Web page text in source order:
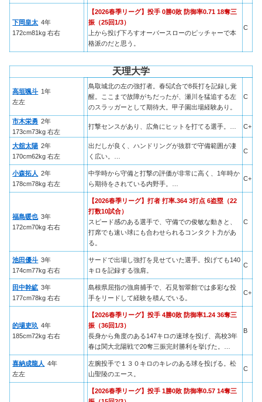
下岡皇太 4年
172cm81kg 右右
【2026春季リーグ】投手 0勝0敗 防御率0.71 18奪三
振（25回1/3）
上から投げ下ろすオーバースローのピッチャーで本
格派のだと思う。
C
天理大学
高垣颯斗 1年
左左
鳥取城北の左の強打者。春5試合で8長打を記録し覚
醒。ここまで故障がちだったが、瀬川を猛追する左
のスラッガーとして期待大。甲子園出場経験あり。
C
市木栄勇 2年
173cm73kg 右左
打撃センスがあり、広角にヒットを打てる選手。… C+
大舘太陽 2年
170cm62kg 右左
出だしが良く、ハンドリングが抜群で守備範囲が凄
く広い。…
C
小森拓人 2年
178cm78kg 右左
中学時から守備と打撃の評価が非常に高く、1年時か
ら期待をされている内野手。…
C+
福島暖也 3年
172cm70kg 右右
【2026春季リーグ】打者 打率.364 3打点 6盗塁（22
打数10試合）
スピード感のある選手で、守備での俊敏な動きと、
打席でも速い球にも合わせられるコンタクト力があ
る。
C
池田優斗 3年
174cm77kg 右右
サードで出場し強打を見せていた選手。投げても140
キロを記録する強肩。
C
田中幹絋 3年
177cm78kg 右右
島根県屈指の強肩捕手で、石見智翠館では多彩な投
手をリードして経験を積んでいる。
C+
的場吏玖 4年
185cm72kg 右右
【2026春季リーグ】投手 4勝0敗 防御率1.24 36奪三
振（36回1/3）
長身から角度のある147キロの速球を投げ、高校3年
春は関大北陽戦で20奪三振完封勝利を挙げた。…
B
喜納成龍人 4年
左左
左腕投手で１３０キロのキレのある球を投げる。松
山聖陵のエース。
C
【2026春季リーグ】投手 1勝0敗 防御率0.57 14奪三